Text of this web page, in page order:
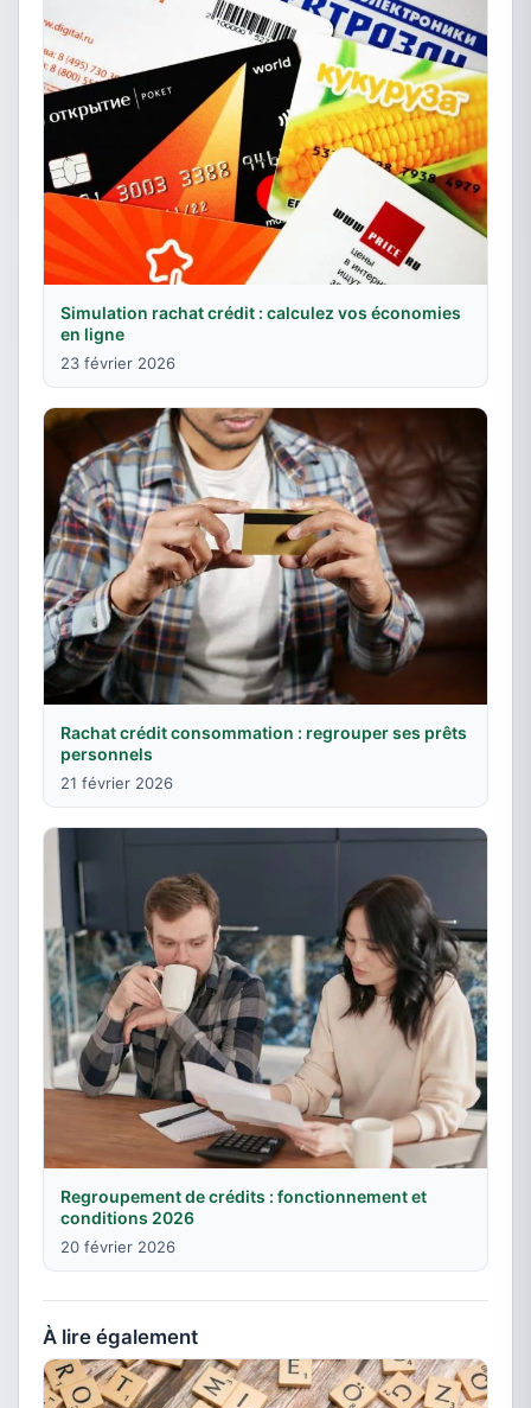
Simulation rachat crédit : calculez vos économies
en ligne
23 février 2026
Rachat crédit consommation : regrouper ses prêts
personnels
21 février 2026
Regroupement de crédits : fonctionnement et
conditions 2026
20 février 2026
À lire également